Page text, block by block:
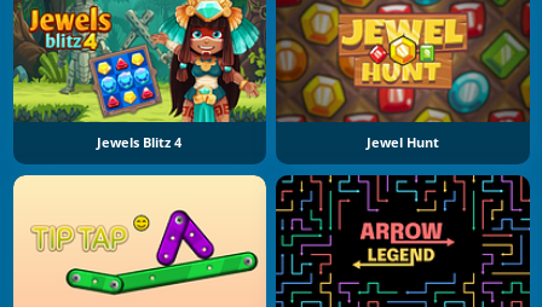
Jewels Blitz 4 Jewel Hunt